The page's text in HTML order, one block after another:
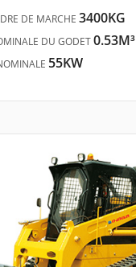
DE MARCHE3400KG
DU GODET0.53M³
55KW